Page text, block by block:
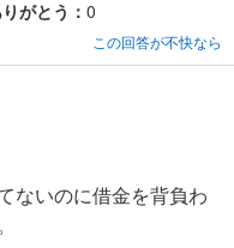
がとう： 0
この回答が不快なら
ないのに借金を背負わ